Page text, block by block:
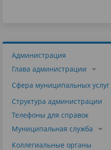
Администрация
Глава администрации
Сфера муниципальных услуг
Структура администрации
Телефоны для справок
Муниципальная служба
Коллегиальные органы